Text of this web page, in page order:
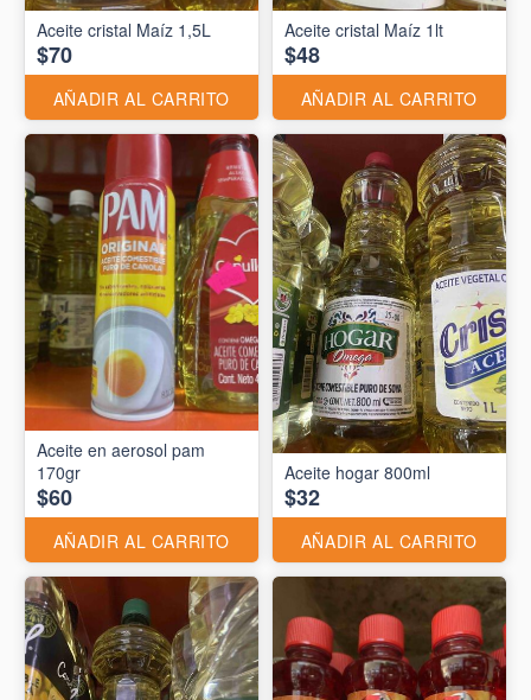
Aceite cristal Maíz 1,5L
$70
AÑADIR AL CARRITO
Aceite cristal Maíz 1lt
$48
AÑADIR AL CARRITO
Aceite en aerosol pam
170gr
$60
AÑADIR AL CARRITO
Aceite hogar 800ml
$32
AÑADIR AL CARRITO